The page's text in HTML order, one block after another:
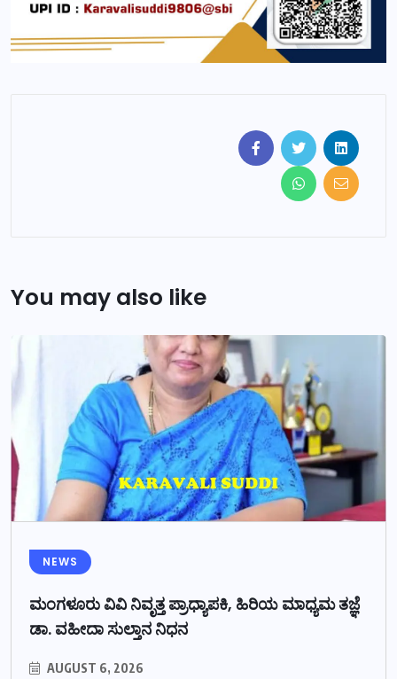
You may also like
NEWS
ಮಂಗಳೂರು ವಿವಿ ನಿವೃತ್ತ ಪ್ರಾಧ್ಯಾಪಕಿ, ಹಿರಿಯ ಮಾಧ್ಯಮ ತಜ್ಞೆ
ಡಾ. ವಹೀದಾ ಸುಲ್ತಾನ ನಿಧನ
AUGUST 6, 2026